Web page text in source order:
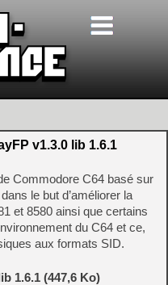
v1.3.0 lib 1.6.1
Commodore C64 basé sur
le but d’améliorer la
et 8580 ainsi que certains
du C64 et ce,
aux formats SID.
1.6.1 (447,6 Ko)